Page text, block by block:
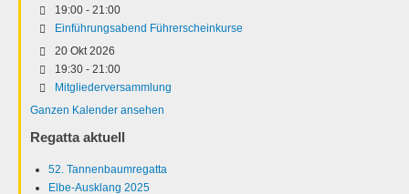
19:00 - 21:00
Einführungsabend Führerscheinkurse
20 Okt 2026
19:30 - 21:00
Mitgliederversammlung
Ganzen Kalender ansehen
Regatta aktuell
52. Tannenbaumregatta
Elbe-Ausklang 2025